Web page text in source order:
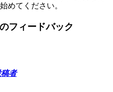
めてください。
フィードバック
稿者